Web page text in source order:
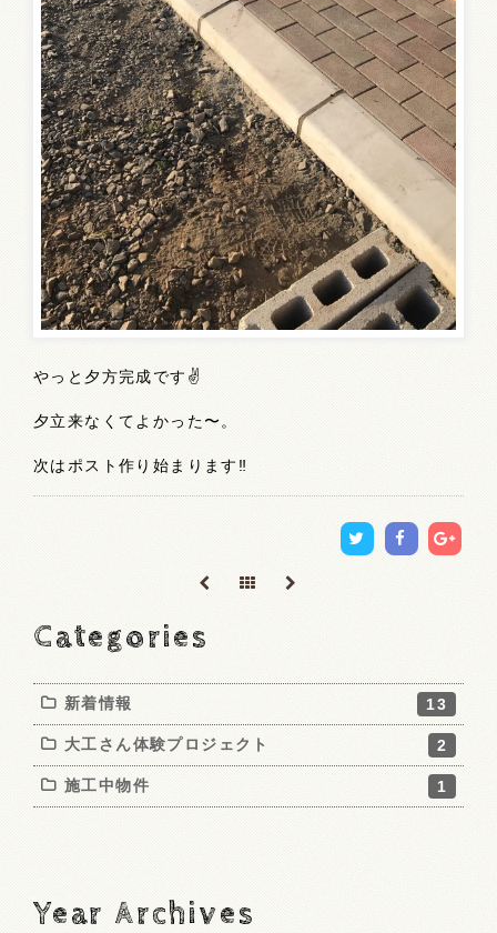
やっと夕方完成です✌️
夕立来なくてよかった〜。
次はポスト作り始まります‼️
Categories
新着情報 13
大工さん体験プロジェクト 2
施工中物件 1
Year Archives